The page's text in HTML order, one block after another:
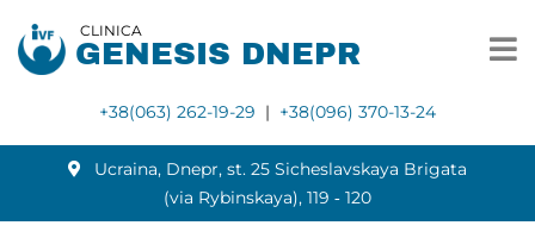
CLINICA
GENESIS DNEPR
+38(063) 262-19-29 | +38(096) 370-13-24
Ucraina, Dnepr, st. 25 Sicheslavskaya Brigata
(via Rybinskaya), 119 ‑ 120